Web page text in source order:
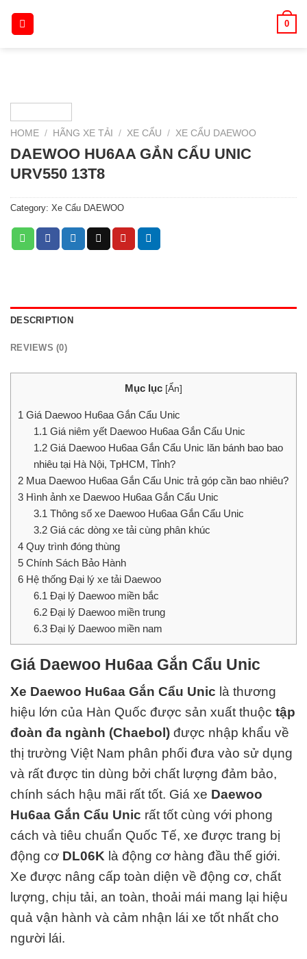
0
HOME / HÃNG XE TẢI / XE CẨU / XE CẨU DAEWOO
DAEWOO HU6AA GẮN CẨU UNIC
URV550 13T8
Category: Xe Cẩu DAEWOO
DESCRIPTION
REVIEWS (0)
Mục lục [Ẩn]
1 Giá Daewoo Hu6aa Gắn Cẩu Unic
1.1 Giá niêm yết Daewoo Hu6aa Gắn Cẩu Unic
1.2Giá Daewoo Hu6aa Gắn Cẩu Unic lăn bánh bao bao
nhiêu tại Hà Nội, TpHCM, Tỉnh?
2 Mua Daewoo Hu6aa Gắn Cẩu Unic trả góp cần bao nhiêu?
3 Hình ảnh xe Daewoo Hu6aa Gắn Cẩu Unic
3.1 Thông số xe Daewoo Hu6aa Gắn Cẩu Unic
3.2Giá các dòng xe tải cùng phân khúc
4 Quy trình đóng thùng
5 Chính Sách Bảo Hành
6 Hệ thống Đại lý xe tải Daewoo
6.1 Đại lý Daewoo miền bắc
6.2Đại lý Daewoo miền trung
6.3Đại lý Daewoo miền nam
Giá Daewoo Hu6aa Gắn Cẩu Unic
Xe Daewoo Hu6aa Gắn Cẩu Unic là thương
hiệu lớn của Hàn Quốc được sản xuất thuộc tập
đoàn đa ngành (Chaebol) được nhập khẩu về
thị trường Việt Nam phân phối đưa vào sử dụng
và rất được tin dùng bởi chất lượng đảm bảo,
chính sách hậu mãi rất tốt. Giá xe Daewoo
Hu6aa Gắn Cẩu Unic rất tốt cùng với phong
cách và tiêu chuẩn Quốc Tế, xe được trang bị
động cơ DL06K là động cơ hàng đầu thế giới.
Xe được nâng cấp toàn diện về động cơ, chất
lượng, chịu tải, an toàn, thoải mái mang lại hiệu
quả vận hành và cảm nhận lái xe tốt nhất cho
người lái.